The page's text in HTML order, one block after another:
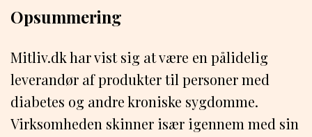
Opsummering
Mitliv.dk har vist sig at være en pålidelig
leverandør af produkter til personer med
diabetes og andre kroniske sygdomme.
Virksomheden skinner især igennem med sin